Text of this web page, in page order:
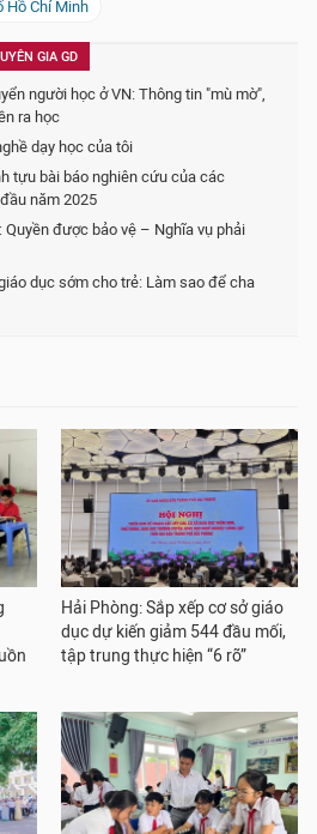
Hồ Chí Minh
GIA GD
người học ở VN: Thông tin "mù mờ",
ra học
dạy học của tôi
tựu bài báo nghiên cứu của các
năm 2025
Quyền được bảo vệ – Nghĩa vụ phải
dục sớm cho trẻ: Làm sao để cha
Hải Phòng: Sắp xếp cơ sở giáo
dục dự kiến giảm 544 đầu mối,
tập trung thực hiện “6 rõ”